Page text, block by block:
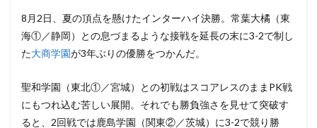
8月2日、夏の頂点を懸けたインターハイ決勝。常葉大橘（東
海①／静岡）との息づまるような接戦を延長の末に3-2で制し
た大商学園が3年ぶりの優勝をつかんだ。
聖和学園（東北①／宮城）との初戦はスコアレスのままPK戦
にもつれ込む苦しい展開。それでも勝負強さを見せて突破す
ると、2回戦では鹿島学園（関東②／茨城）に3-2で競り勝